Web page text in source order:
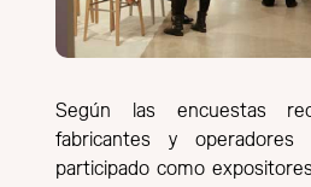
Según las encuestas
fabricantes y
participado como